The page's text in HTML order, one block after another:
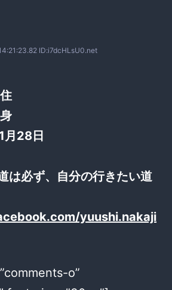
ID:i7dcHLsU0.net
月28日
は必ず、自分の行きたい道
yuushi.nakaji
o”